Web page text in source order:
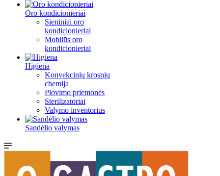
Oro kondicionieriai
Sieniniai oro
kondicionieriai
Mobilūs oro
kondicionieriai
Higiena
Konvekcinių krosnių
chemija
Plovimo priemonės
Sterilizatoriai
Valymo inventorius
Sandėlio valymas